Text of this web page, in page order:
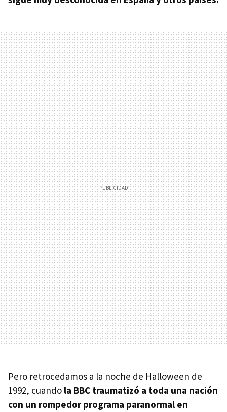
Pero retrocedamos a la noche de Halloween de
1992, cuando la BBC traumatizó a toda una nación
con un rompedor programa paranormal en